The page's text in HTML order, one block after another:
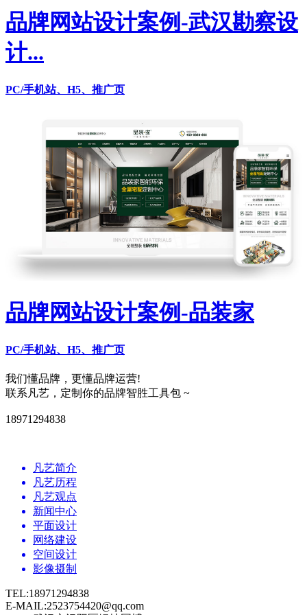
品牌网站设计案例-武汉勘察设
计...
PC/手机站、H5、推广页
品牌网站设计案例-品装家
PC/手机站、H5、推广页
我们懂品牌，更懂品牌运营!
联系凡艺，定制你的品牌智胜工具包 ~
18971294838
凡艺简介
凡艺历程
凡艺观点
新闻中心
平面设计
网络建设
空间设计
影像摄制
TEL:18971294838
E-MAIL:2523754420@qq.com